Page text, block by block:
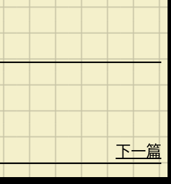
下一篇